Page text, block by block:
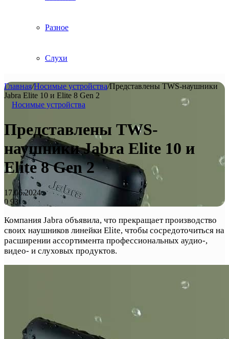
Разное
Слухи
Главная/Носимые устройства/Представлены TWS-наушники
Jabra Elite 10 и Elite 8 Gen 2
Носимые устройства
Представлены TWS-
наушники Jabra Elite 10 и
Elite 8 Gen 2
17.06.2024
0 93
Компания Jabra объявила, что прекращает производство
своих наушников линейки Elite, чтобы сосредоточиться на
расширении ассортимента профессиональных аудио-,
видео- и слуховых продуктов.